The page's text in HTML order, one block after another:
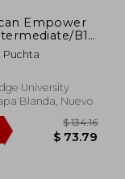
Empower
B1
Book with
(en
Puchta
University
Blanda, Nuevo